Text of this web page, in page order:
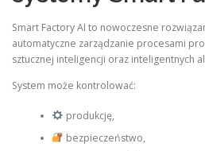
Smart Factory AI to nowoczesne
automatyczne zarządzanie procesami
sztucznej inteligencji oraz inteligentnych
System może kontrolować:
produkcję,
bezpieczeństwo,